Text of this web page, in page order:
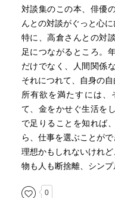
対談集のこの本、俳優
んとの対談がぐっと心に
特に、高倉さんとの対
足につながるところ。
だけでなく、人間関係
それにつれて、自身の自
所有欲を満たすには、
て、金をかせぐ生活を
で足りることを知れば
ら、仕事を選ぶことがで
理想かもしれないけれど
物も人も断捨離、シンプ
0